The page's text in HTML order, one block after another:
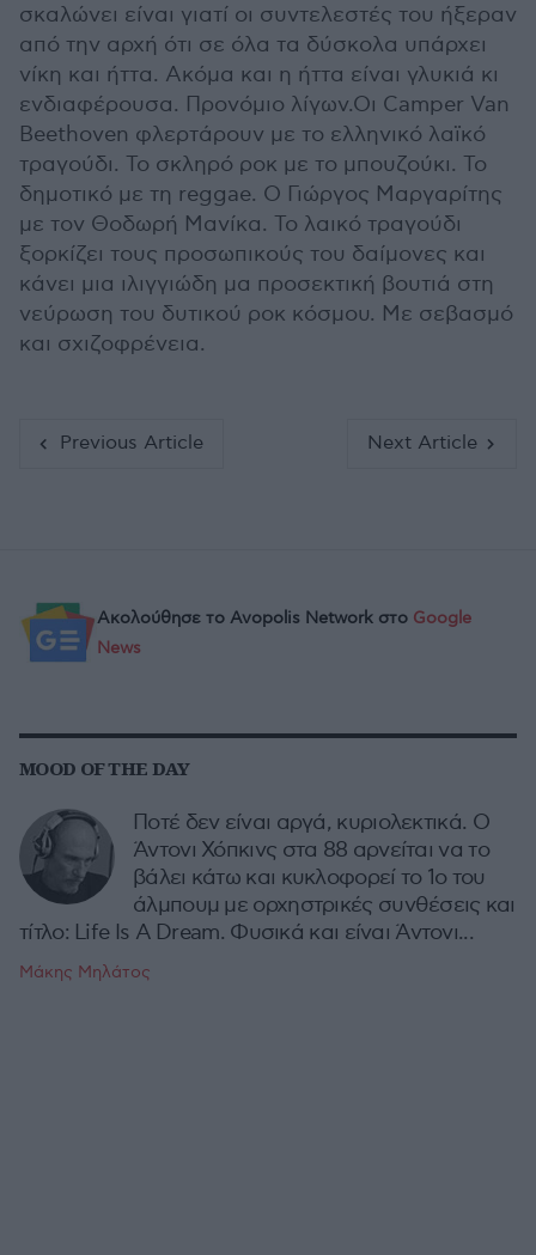
σκαλώνει είναι γιατί οι συντελεστές του ήξεραν
από την αρχή ότι σε όλα τα δύσκολα υπάρχει
νίκη και ήττα. Ακόμα και η ήττα είναι γλυκιά κι
ενδιαφέρουσα. Προνόμιο λίγων.Οι Camper Van
Beethoven φλερτάρουν με το ελληνικό λαϊκό
τραγούδι. Το σκληρό ροκ με το μπουζούκι. Το
δημοτικό με τη reggae. Ο Γιώργος Μαργαρίτης
με τον Θοδωρή Μανίκα. Το λαικό τραγούδι
ξορκίζει τους προσωπικούς του δαίμονες και
κάνει μια ιλιγγιώδη μα προσεκτική βουτιά στη
νεύρωση του δυτικού ροκ κόσμου. Με σεβασμό
και σχιζοφρένεια.
Ακολούθησε το Avopolis Network στο Google
News
MOOD OF THE DAY
Ποτέ δεν είναι αργά, κυριολεκτικά. Ο
Άντονι Χόπκινς στα 88 αρνείται να το
βάλει κάτω και κυκλοφορεί το 1ο του
άλμπουμ με ορχηστρικές συνθέσεις και
τίτλο: Life Is A Dream. Φυσικά και είναι Άντονι...
Μάκης Μηλάτος
Previous Article Next Article